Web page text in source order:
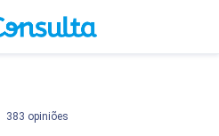
383 opiniões